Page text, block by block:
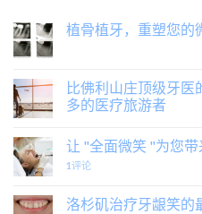
植骨植牙，重塑您的
比佛利山庄顶级牙医
多的医疗旅游者
让 "全面微笑 "为您
1评论
洛杉矶治疗牙龈笑的